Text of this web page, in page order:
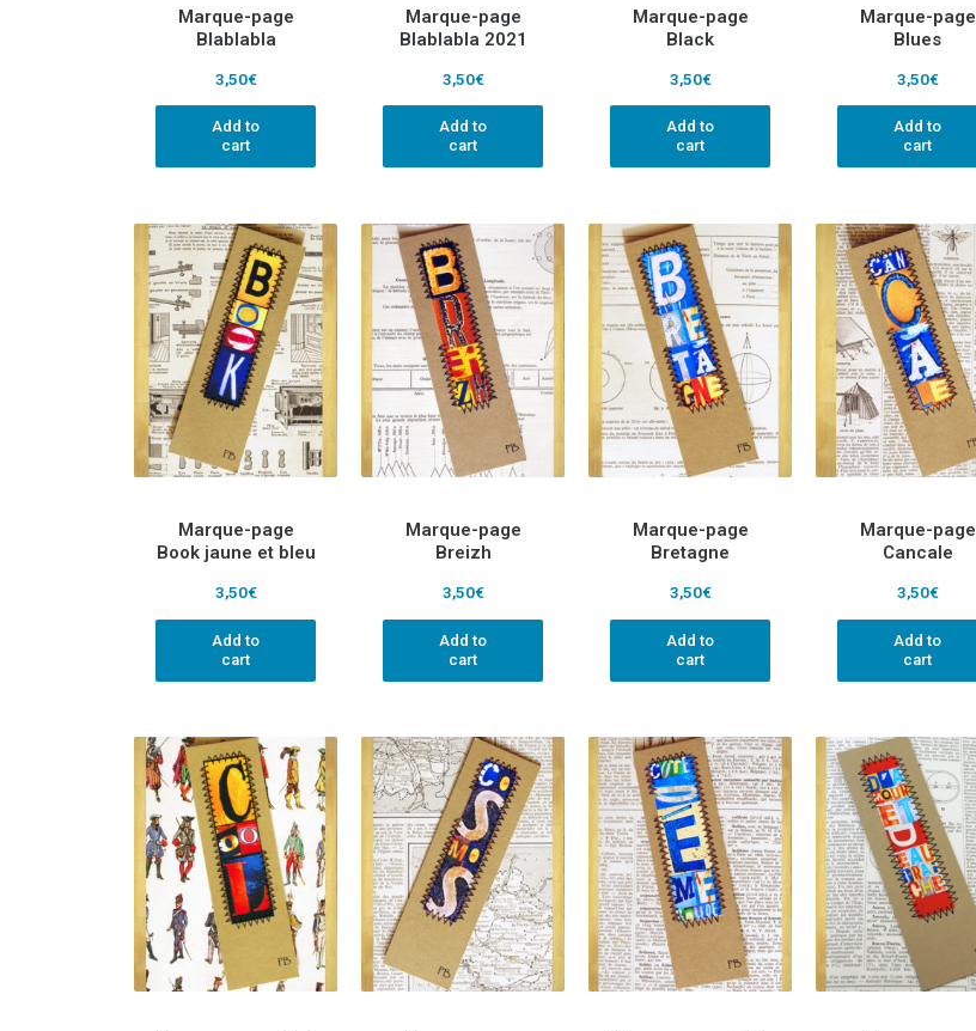
Marque-page
Blablabla
3,50€
Add to
cart
Marque-page
Blablabla 2021
3,50€
Add to
cart
Marque-page
Black
3,50€
Add to
cart
Marque-page
Blues
3,50€
Add to
cart
Marque-page
Book jaune et bleu
3,50€
Add to
cart
Marque-page
Breizh
3,50€
Add to
cart
Marque-page
Bretagne
3,50€
Add to
cart
Marque-page
Cancale
3,50€
Add to
cart